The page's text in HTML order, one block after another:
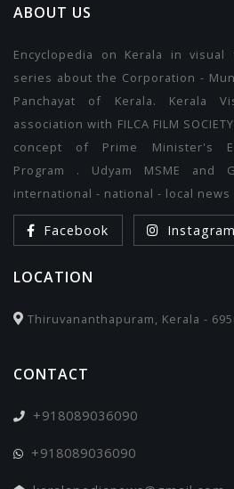
ABOUT US
Encyclopedia on Kerala in visual
series about the Corporation -
Panchayat of Kerala. Kerala
association with FILCA FILM
concept of Prime Minister's
Program . Udyam MSME and
international - national - local news
Facebook Instagram
LOCATION
Thiruvananthapuram, Kerala -
CONTACT
+918089036090
+918089036090